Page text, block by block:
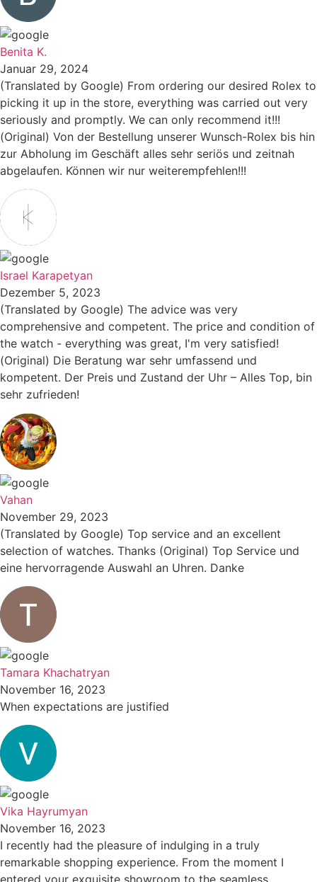
Benita K.
Januar 29, 2024
(Translated by Google) From ordering our desired Rolex to
picking it up in the store, everything was carried out very
seriously and promptly. We can only recommend it!!!
(Original) Von der Bestellung unserer Wunsch-Rolex bis hin
zur Abholung im Geschäft alles sehr seriös und zeitnah
abgelaufen. Können wir nur weiterempfehlen!!!
Israel Karapetyan
Dezember 5, 2023
(Translated by Google) The advice was very
comprehensive and competent. The price and condition of
the watch - everything was great, I'm very satisfied!
(Original) Die Beratung war sehr umfassend und
kompetent. Der Preis und Zustand der Uhr – Alles Top, bin
sehr zufrieden!
Vahan
November 29, 2023
(Translated by Google) Top service and an excellent
selection of watches. Thanks (Original) Top Service und
eine hervorragende Auswahl an Uhren. Danke
Tamara Khachatryan
November 16, 2023
When expectations are justified
Vika Hayrumyan
November 16, 2023
I recently had the pleasure of indulging in a truly
remarkable shopping experience. From the moment I